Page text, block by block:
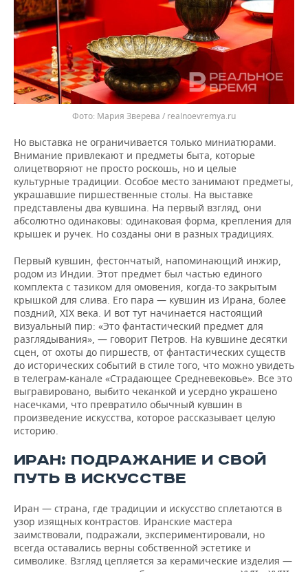
Мария Зверева / realnoevremya.ru
Но выставка не ограничивается только миниатюрами.
Внимание привлекают и предметы быта, которые
олицетворяют не просто роскошь, но и целые
культурные традиции. Особое место занимают предметы,
украшавшие пиршественные столы. На выставке
представлены два кувшина. На первый взгляд, они
абсолютно одинаковы: одинаковая форма, крепления для
крышек и ручек. Но созданы они в разных традициях.
Первый кувшин, фестончатый, напоминающий инжир,
родом из Индии. Этот предмет был частью единого
комплекта с тазиком для омовения, когда-то закрытым
крышкой для слива. Его пара — кувшин из Ирана, более
поздний, XIX века. И вот тут начинается настоящий
визуальный пир: «Это фантастический предмет для
разглядывания», — говорит Петров. На кувшине десятки
сцен, от охоты до пиршеств, от фантастических существ
до исторических событий в стиле того, что можно увидеть
в телеграм-канале «Страдающее Средневековье». Все это
выгравировано, выбито чеканкой и усердно украшено
насечками, что превратило обычный кувшин в
произведение искусства, которое рассказывает целую
историю.
ИРАН: ПОДРАЖАНИЕ И СВОЙ
ПУТЬ В ИСКУССТВЕ
Иран — страна, где традиции и искусство сплетаются в
узор изящных контрастов. Иранские мастера
заимствовали, подражали, экспериментировали, но
всегда оставались верны собственной эстетике и
символике. Взгляд цепляется за керамические изделия —